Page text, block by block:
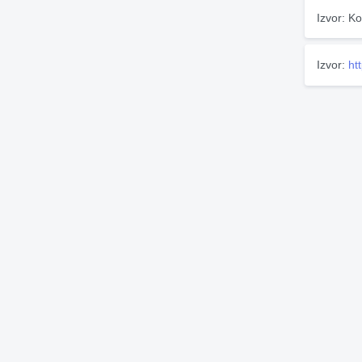
Izvor:
Izvor: